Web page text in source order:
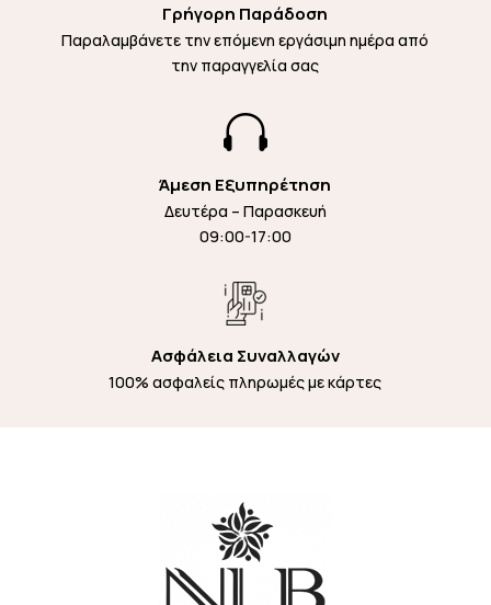
Γρήγορη Παράδοση
Παραλαμβάνετε την επόμενη εργάσιμη ημέρα από
την παραγγελία σας

Άμεση Εξυπηρέτηση
Δευτέρα – Παρασκευή
09:00-17:00
Ασφάλεια Συναλλαγών
100% ασφαλείς πληρωμές με κάρτες